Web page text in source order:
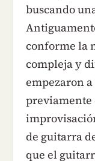
buscando
conforme la
compleja y
empezaron
previamente
de guitarra
que el